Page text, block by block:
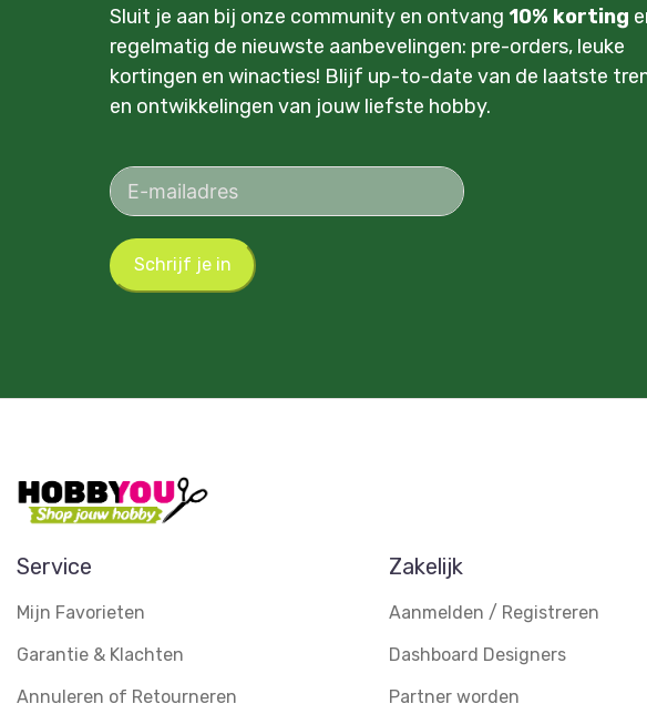
Sluit je aan bij onze community en ontvang 10% korting
regelmatig de nieuwste aanbevelingen: pre-orders, leuke
kortingen en winacties! Blijf up-to-date van de laatste
en ontwikkelingen van jouw liefste hobby.
Schrijf je in
Service
Mijn Favorieten
Garantie & Klachten
Annuleren of Retourneren
Zakelijk
Aanmelden / Registreren
Dashboard Designers
Partner worden